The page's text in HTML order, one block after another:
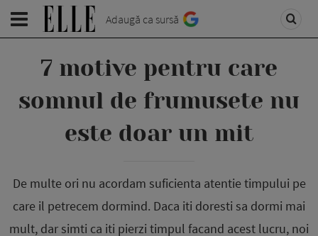
Adaugă ca sursă
7 motive pentru care
somnul de frumusete nu
este doar un mit
De multe ori nu acordam suficienta atentie timpului pe
care il petrecem dormind. Daca iti doresti sa dormi mai
mult, dar simti ca iti pierzi timpul facand acest lucru, noi